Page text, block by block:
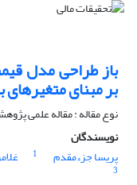
باز طراحی مدل
بر مبنای
نوع مقاله : مقاله علمی
نویسندگان
پریسا جزءمقدم
1
3